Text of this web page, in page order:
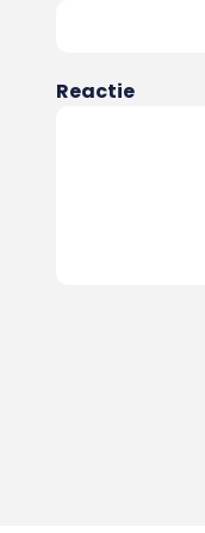
Reactie